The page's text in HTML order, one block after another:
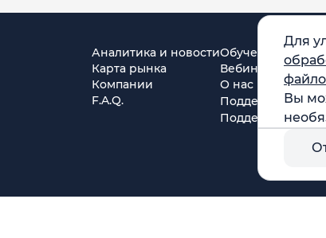
Для
Вы
Аналитика и новости
Карта рынка
Компании
F.A.Q.
Обучение
Вебинары
О нас
Поддержка в
Поддержка в